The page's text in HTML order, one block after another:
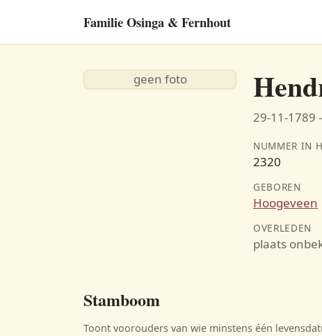
Familie Osinga & Fernhout
geen foto
29-11-1789 -
NUMMER IN
2320
GEBOREN
Hoogeveen
OVERLEDEN
plaats
Stamboom
Toont voorouders van wie minstens één